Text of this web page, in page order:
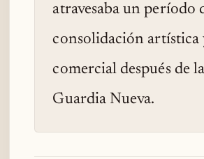
atravesaba un período
consolidación artística
comercial después de
Guardia Nueva.